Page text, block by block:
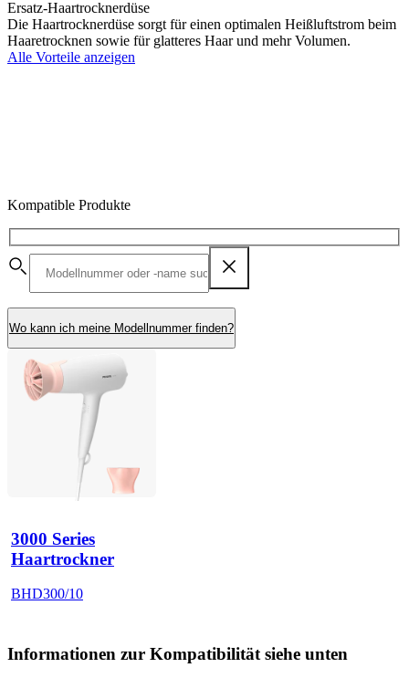
Ersatz-Haartrocknerdüse
Die Haartrocknerdüse sorgt für einen optimalen Heißluftstrom beim
Haaretrocknen sowie für glatteres Haar und mehr Volumen.
Alle Vorteile anzeigen
Kompatible Produkte
Wo kann ich meine Modellnummer finden?
3000 Series
Haartrockner
BHD300/10
Informationen zur Kompatibilität siehe unten